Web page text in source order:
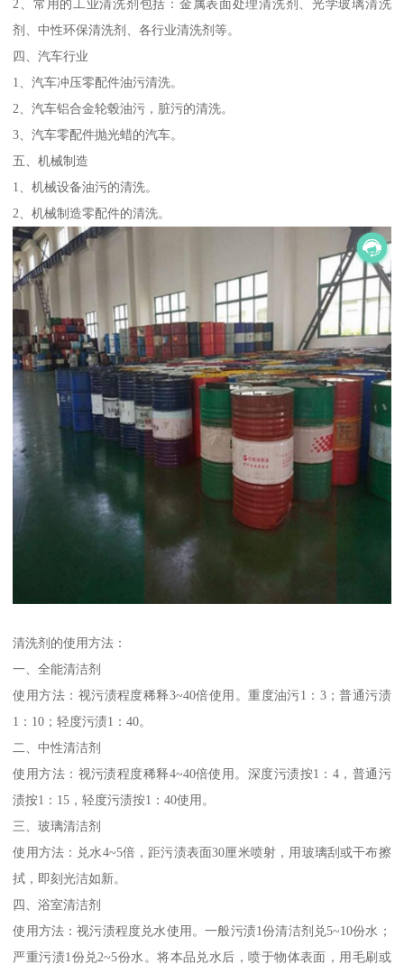
2、常用的工业清洗剂包括：金属表面处理清洗剂、光学玻璃清洗
剂、中性环保清洗剂、各行业清洗剂等。
四、汽车行业
1、汽车冲压零配件油污清洗。
2、汽车铝合金轮毂油污，脏污的清洗。
3、汽车零配件抛光蜡的汽车。
五、机械制造
1、机械设备油污的清洗。
2、机械制造零配件的清洗。
清洗剂的使用方法：
一、全能清洁剂
使用方法：视污渍程度稀释3~40倍使用。重度油污1：3；普通污渍
1：10；轻度污渍1：40。
二、中性清洁剂
使用方法：视污渍程度稀释4~40倍使用。深度污渍按1：4，普通污
渍按1：15，轻度污渍按1：40使用。
三、玻璃清洁剂
使用方法：兑水4~5倍，距污渍表面30厘米喷射，用玻璃刮或干布擦
拭，即刻光洁如新。
四、浴室清洁剂
使用方法：视污渍程度兑水使用。一般污渍1份清洁剂兑5~10份水；
严重污渍1份兑2~5份水。将本品兑水后，喷于物体表面，用毛刷或